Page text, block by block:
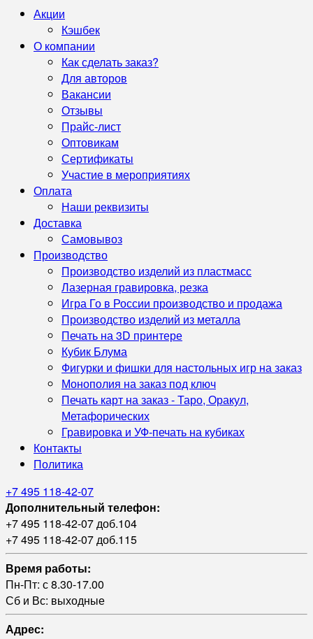
Акции
Кэшбек
О компании
Как сделать заказ?
Для авторов
Вакансии
Отзывы
Прайс-лист
Оптовикам
Сертификаты
Участие в мероприятиях
Оплата
Наши реквизиты
Доставка
Самовывоз
Производство
Производство изделий из пластмасс
Лазерная гравировка, резка
Игра Го в России производство и продажа
Производство изделий из металла
Печать на 3D принтере
Кубик Блума
Фигурки и фишки для настольных игр на заказ
Монополия на заказ под ключ
Печать карт на заказ - Таро, Оракул,
Метафорических
Гравировка и УФ‑печать на кубиках
Контакты
Политика
+7 495 118-42-07
Дополнительный телефон:
+7 495 118-42-07 доб.104
+7 495 118-42-07 доб.115
Время работы:
Пн-Пт: с 8.30-17.00
Сб и Вс: выходные
Адрес: